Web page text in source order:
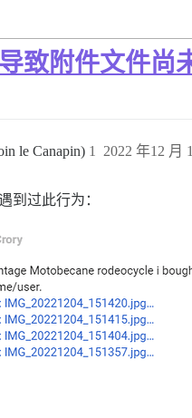
致附件文件尚
le Canapin) 2022 年12 月
1
到过此行为：